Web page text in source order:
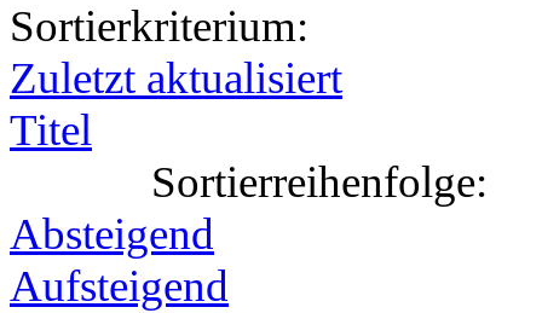
Sortierkriterium:
Zuletzt aktualisiert
Titel
Sortierreihenfolge:
Absteigend
Aufsteigend